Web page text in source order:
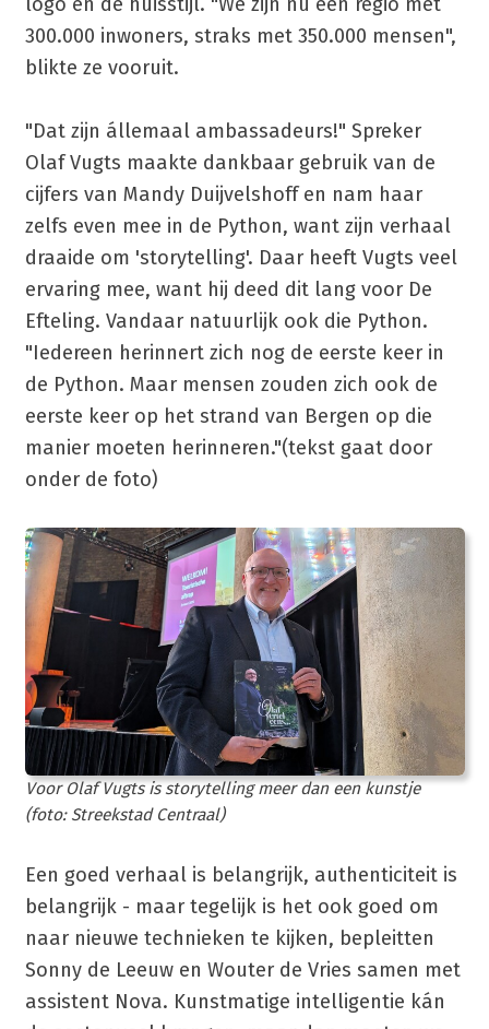
300.000 inwoners, straks met 350.000 mensen",
blikte ze vooruit.
"Dat zijn állemaal ambassadeurs!" Spreker
Olaf Vugts maakte dankbaar gebruik van de
cijfers van Mandy Duijvelshoff en nam haar
zelfs even mee in de Python, want zijn verhaal
draaide om 'storytelling'. Daar heeft Vugts veel
ervaring mee, want hij deed dit lang voor De
Efteling. Vandaar natuurlijk ook die Python.
"Iedereen herinnert zich nog de eerste keer in
de Python. Maar mensen zouden zich ook de
eerste keer op het strand van Bergen op die
manier moeten herinneren."(tekst gaat door
onder de foto)
Voor Olaf Vugts is storytelling meer dan een kunstje
(foto: Streekstad Centraal)
Een goed verhaal is belangrijk, authenticiteit is
belangrijk - maar tegelijk is het ook goed om
naar nieuwe technieken te kijken, bepleitten
Sonny de Leeuw en Wouter de Vries samen met
assistent Nova. Kunstmatige intelligentie kán